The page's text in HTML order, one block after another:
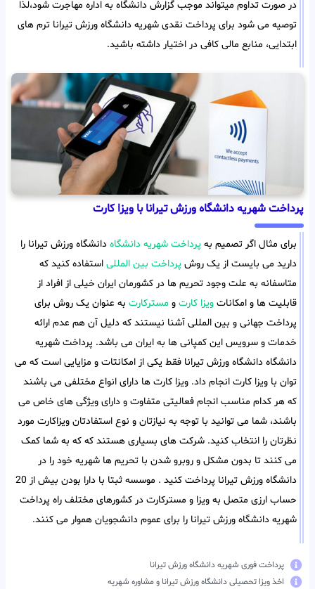
در صورت تداوم میتواند موجب گزارش دانشگاه به اداره مهاجرت شود،لذا
توصیه می شود برای پرداخت نقدی شهریه دانشگاه ورزش تیرانا ترم های
ابتدایی، منابع مالی کافی در اختیار داشته باشید.
پرداخت شهریه دانشگاه ورزش تیرانا با ویزا کارت
برای مثال اگر تصمیم به پرداخت شهریه دانشگاه دانشگاه ورزش تیرانا را
دارید می بایست از یک روش پرداخت بین المللی استفاده کنید که
متاسفانه به علت وجود تحریم ها در کشورمان ایران خیلی از افراد از
قابلیت ها و امکانات ویزا کارت و مسترکارت به عنوان یک روش برای
پرداخت جهانی و بین المللی آشنا نیستند که دلیل آن هم عدم ارائه
خدمات و سرویس این کمپانی ها به ایران می باشد. پرداخت شهریه
دانشگاه دانشگاه ورزش تیرانا فقط یکی از امکانتات و مزایایی است که می
توان با ویزا کارت انجام داد. ویزا کارت ها دارای انواع مختلفی می باشند
که هر کدام مناسب انجام فعالیتی متفاوت و دارای ویژگی های خاص می
باشند، شما می توانید با توجه به نیازتان و نوع استفادتان ویزاکارت مورد
نظرتان را انتخاب کنید. شرکت های بسیاری هستند که که به شما کمک
می کنند تا بدون مشکل و روبرو شدن با تحریم ها شهریه خود را در
دانشگاه ورزش تیرانا پرداخت کنید . موسسه ثبتا با دارا بودن بیش از 20
حساب ارزی متصل به ویزا و مسترکارت در کشورهای مختلف راه پرداخت
شهریه دانشگاه ورزش تیرانا را برای عموم دانشجویان هموار می کنند.
پرداخت فوری شهریه دانشگاه ورزش تیرانا
اخذ ویزا تحصیلی دانشگاه ورزش تیرانا و مشاوره شهریه